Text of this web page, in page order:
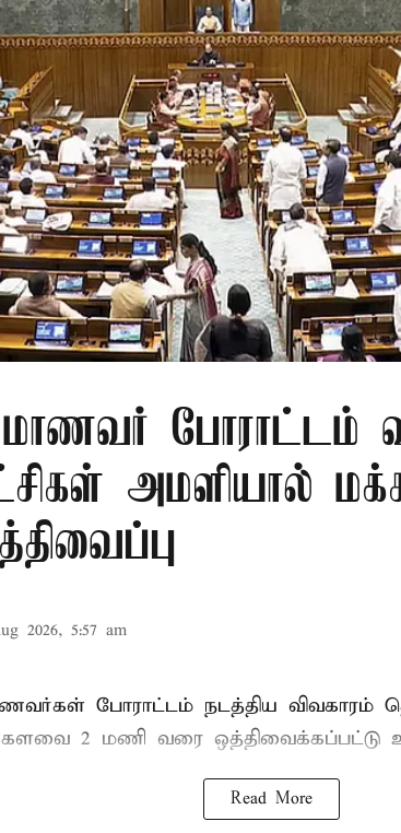
போராட்டம்
அமளியால்
2026, 5:57 am
போராட்டம் நடத்திய விவகாரம்
2 மணி வரை ஒத்திவைக்கப்பட்டு
Read More